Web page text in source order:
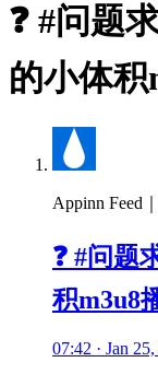
❓ #问题
的小体
Appinn Feed
❓ #问题
积m3u8
07:42 · Jan